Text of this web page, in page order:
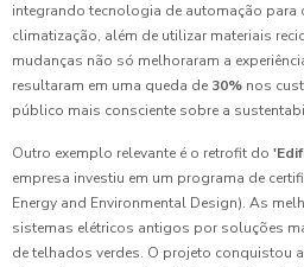
integrando tecnologia de automação para
climatização, além de utilizar materiais
mudanças não só melhoraram a
resultaram em uma queda de 30% nos
público mais consciente sobre a
Outro exemplo relevante é o retrofit do
empresa investiu em um programa de
Energy and Environmental Design). As
sistemas elétricos antigos por soluções
de telhados verdes. O projeto conquistou